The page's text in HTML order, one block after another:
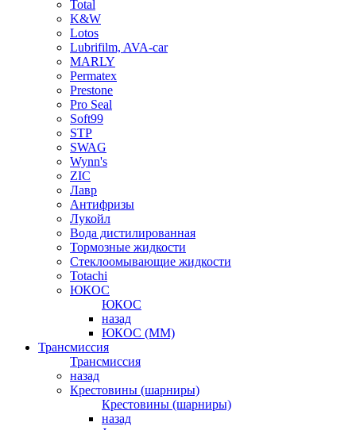
Total
K&W
Lotos
Lubrifilm, AVA-car
MARLY
Permatex
Prestone
Pro Seal
Soft99
STP
SWAG
Wynn's
ZIC
Лавр
Антифризы
Лукойл
Вода дистилированная
Тормозные жидкости
Стеклоомывающие жидкости
Totachi
ЮКОС
ЮКОС
назад
ЮКОС (ММ)
Трансмиссия
Трансмиссия
назад
Крестовины (шарниры)
Крестовины (шарниры)
назад